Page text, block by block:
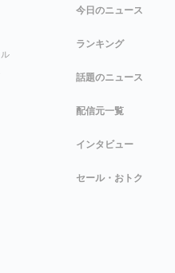
今日のニュース
ランキング
話題のニュース
配信元一覧
インタビュー
セール・おトク